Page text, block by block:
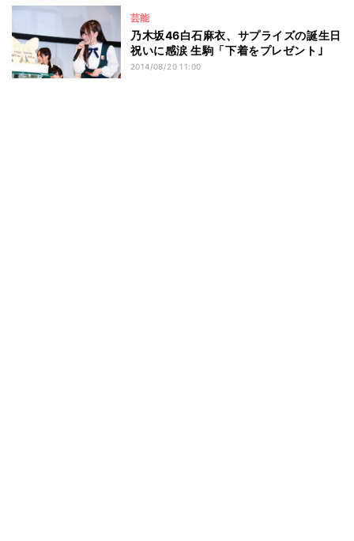
芸能
乃木坂46白石麻衣、サプライズの誕生日
祝いに感涙 生駒「下着をプレゼント｣
2014/08/20 11:00